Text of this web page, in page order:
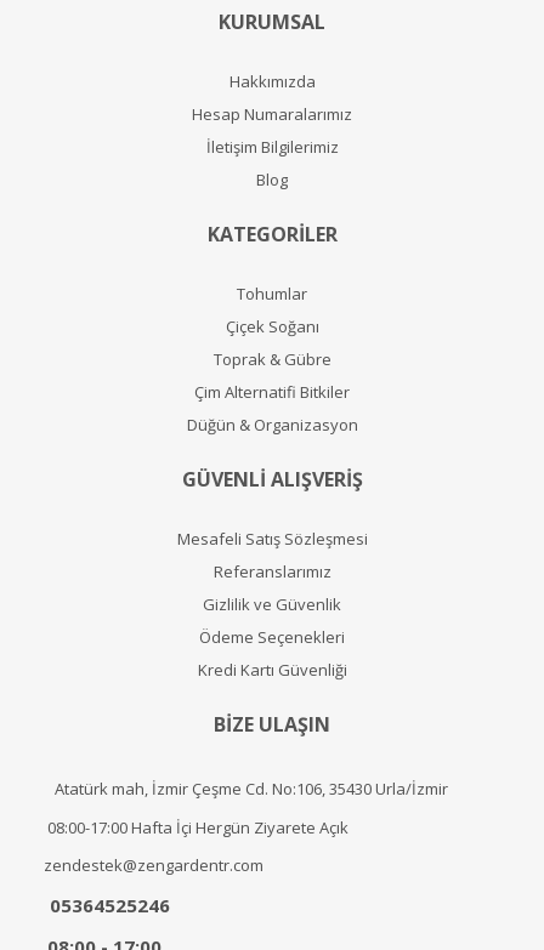
KURUMSAL
Hakkımızda
Hesap Numaralarımız
İletişim Bilgilerimiz
Blog
KATEGORİLER
Tohumlar
Çiçek Soğanı
Toprak & Gübre
Çim Alternatifi Bitkiler
Düğün & Organizasyon
GÜVENLİ ALIŞVERİŞ
Mesafeli Satış Sözleşmesi
Referanslarımız
Gizlilik ve Güvenlik
Ödeme Seçenekleri
Kredi Kartı Güvenliği
BİZE ULAŞIN
Atatürk mah, İzmir Çeşme Cd. No:106, 35430 Urla/İzmir
08:00-17:00 Hafta İçi Hergün Ziyarete Açık
zendestek@zengardentr.com
05364525246